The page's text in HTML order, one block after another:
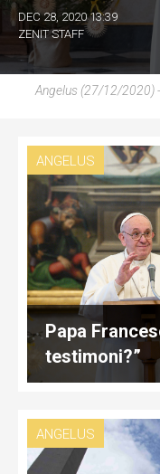
DEC 28, 2020 13:39
ZENIT STAFF
Angelus (27/12/2020)
ANGELUS
Papa
testimoni?”
ANGELUS